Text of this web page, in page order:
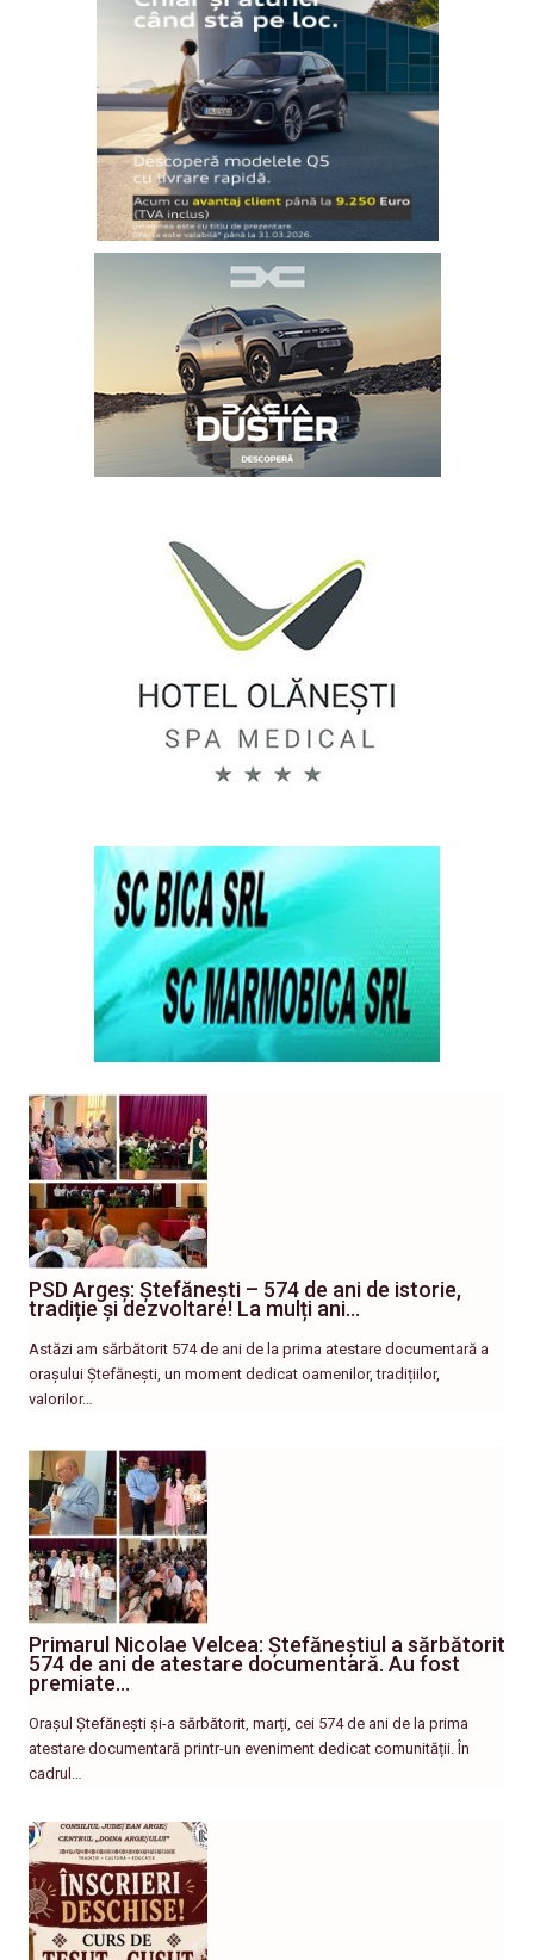
PSD Argeș: Ștefănești – 574 de ani de istorie,
tradiție și dezvoltare! La mulți ani…
Astăzi am sărbătorit 574 de ani de la prima atestare documentară a
orașului Ștefănești, un moment dedicat oamenilor, tradițiilor,
valorilor…
Primarul Nicolae Velcea: Ștefăneștiul a sărbătorit
574 de ani de atestare documentară. Au fost
premiate…
Orașul Ștefănești și-a sărbătorit, marți, cei 574 de ani de la prima
atestare documentară printr-un eveniment dedicat comunității. În
cadrul…